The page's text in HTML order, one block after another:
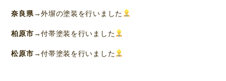
奈良県→外塀の塗装を行いました
柏原市→付帯塗装を行いました
松原市→付帯塗装を行いました